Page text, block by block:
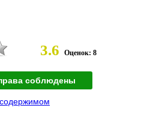
3.6 Оценок: 8
соблюдены